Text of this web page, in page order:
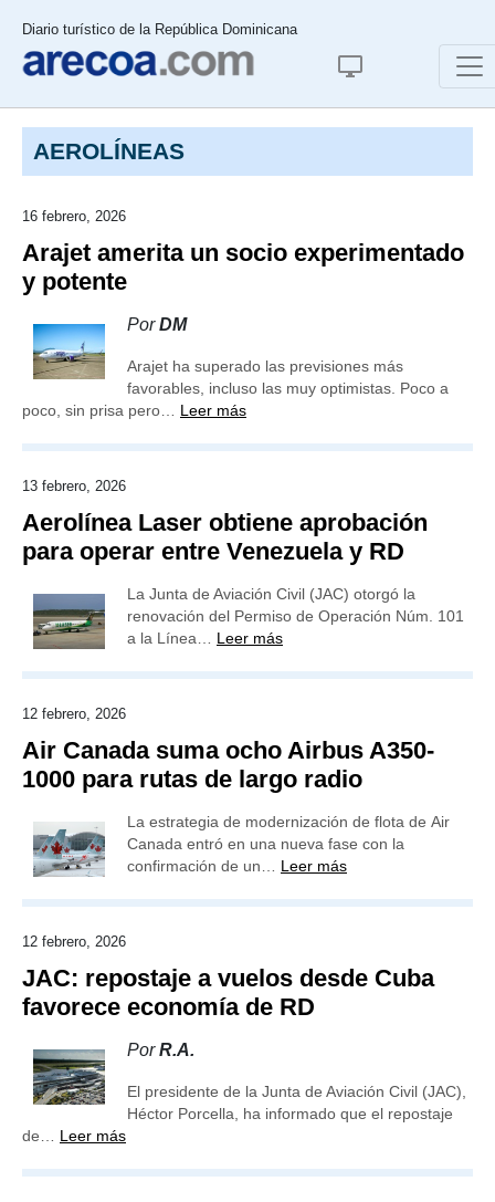
Diario turístico de la República Dominicana
AEROLÍNEAS
16 febrero, 2026
Arajet amerita un socio experimentado
y potente
PorDM
Arajet ha superado las previsiones más
favorables, incluso las muy optimistas. Poco a
poco, sin prisa pero… Leer más
13 febrero, 2026
Aerolínea Laser obtiene aprobación
para operar entre Venezuela y RD
La Junta de Aviación Civil (JAC) otorgó la
renovación del Permiso de Operación Núm. 101
a la Línea… Leer más
12 febrero, 2026
Air Canada suma ocho Airbus A350-
1000 para rutas de largo radio
La estrategia de modernización de flota de Air
Canada entró en una nueva fase con la
confirmación de un… Leer más
12 febrero, 2026
JAC: repostaje a vuelos desde Cuba
favorece economía de RD
PorR.A.
El presidente de la Junta de Aviación Civil (JAC),
Héctor Porcella, ha informado que el repostaje
de… Leer más